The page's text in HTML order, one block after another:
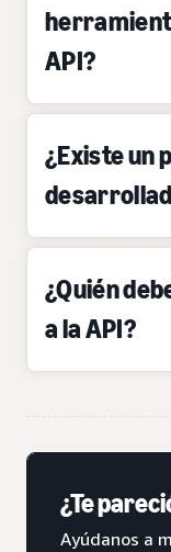
API?
¿Existe un
¿Quién
a la API?
¿Te
Ayúdanos a